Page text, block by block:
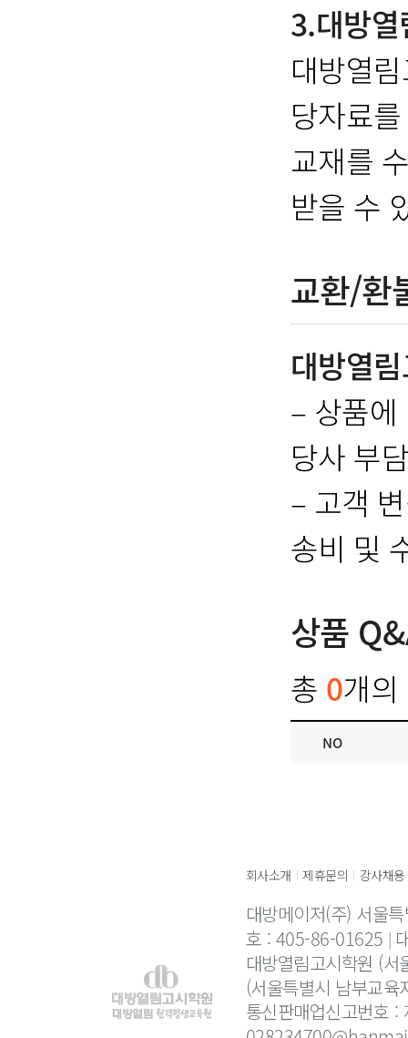
3.대방
대방열
당자료
교재를
받을 수
교환/환
대방열
– 상품
당사 부
– 고객
송비 및
상품
총 0개
NO
회사소개 | 제휴문의 | 강사채용
대방메이저(주) 서울
호 : 405-86-01625
대방열림고시학원 (
(서울특별시 남부교
통신판매업신고번호